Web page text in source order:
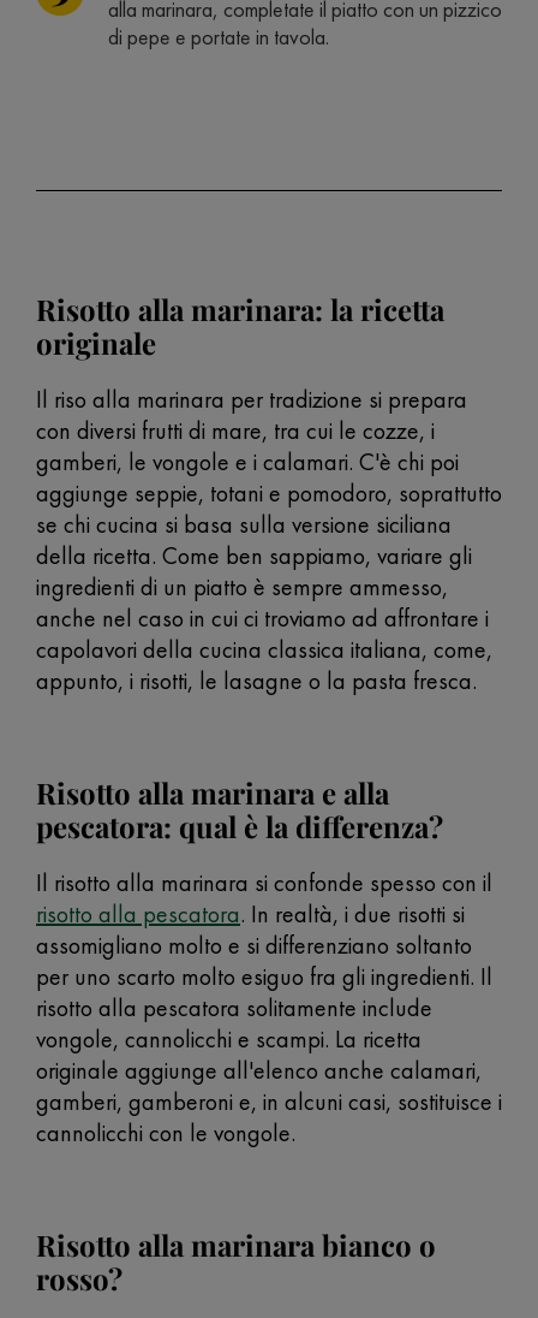
alla marinara, completate il piatto con un pizzico
di pepe e portate in tavola.
Risotto alla marinara: la ricetta
originale
Il riso alla marinara per tradizione si prepara
con diversi frutti di mare, tra cui le cozze, i
gamberi, le vongole e i calamari. C'è chi poi
aggiunge seppie, totani e pomodoro, soprattutto
se chi cucina si basa sulla versione siciliana
della ricetta. Come ben sappiamo, variare gli
ingredienti di un piatto è sempre ammesso,
anche nel caso in cui ci troviamo ad affrontare i
capolavori della cucina classica italiana, come,
appunto, i risotti, le lasagne o la pasta fresca.
Risotto alla marinara e alla
pescatora: qual è la differenza?
Il risotto alla marinara si confonde spesso con il
risotto alla pescatora. In realtà, i due risotti si
assomigliano molto e si differenziano soltanto
per uno scarto molto esiguo fra gli ingredienti. Il
risotto alla pescatora solitamente include
vongole, cannolicchi e scampi. La ricetta
originale aggiunge all'elenco anche calamari,
gamberi, gamberoni e, in alcuni casi, sostituisce i
cannolicchi con le vongole.
Risotto alla marinara bianco o
rosso?